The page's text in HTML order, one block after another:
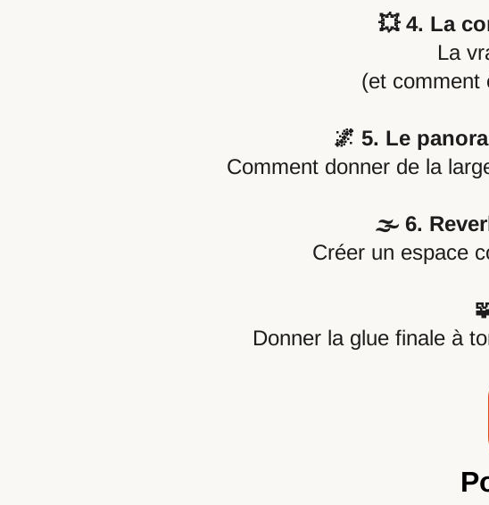
💥 4. La
La
(et comment
🌌 5. Le
Comment donner de la
🌫️ 6.
Créer un espace
Donner la glue finale à